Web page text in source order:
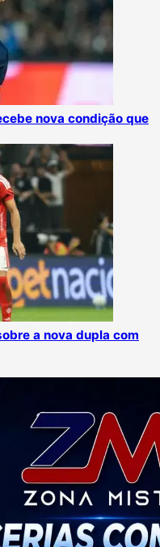
nova condição que
a nova dupla com